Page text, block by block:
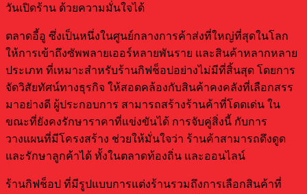
วันเปิดร้าน ด้วยความมั่นใจได้
ตลาดอี้อู ซึ่งเป็นหนึ่งในศูนย์กลางการค้าส่งที่ใหญ่ที่สุดในโลก
ให้การเข้าถึงซัพพลายเออร์หลายพันราย และสินค้าหลากหลาย
ประเภท ที่เหมาะสำหรับร้านกิฟช็อปอย่างไม่มีที่สิ้นสุด โดยการ
จัดวิสัยทัศน์ทางธุรกิจ ให้สอดคล้องกับสินค้าคงคลังที่เลือกสรร
มาอย่างดี ผู้ประกอบการ สามารถสร้างร้านค้าที่โดดเด่น ใน
ขณะที่ยังคงรักษาราคาที่แข่งขันได้ การจับคู่สิ่งนี้ กับการ
วางแผนที่มีโครงสร้าง ช่วยให้มั่นใจว่า ร้านค้าสามารถดึงดูด
และรักษาลูกค้าได้ ทั้งในตลาดท้องถิ่น และออนไลน์
ร้านกิฟช็อป ที่มีรูปแบบการแต่งร้านรวมถึงการเลือกสินค้าที่